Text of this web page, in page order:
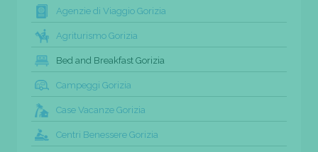
Agenzie di Viaggio Gorizia
Agriturismo Gorizia
Bed and Breakfast Gorizia
Campeggi Gorizia
Case Vacanze Gorizia
Centri Benessere Gorizia